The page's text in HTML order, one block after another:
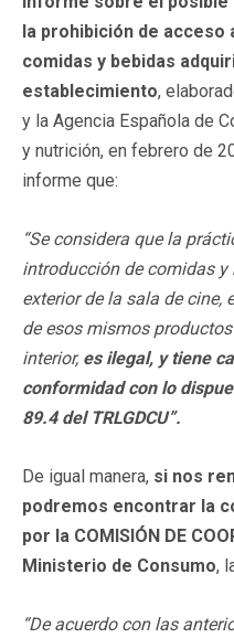
la prohibición de acceso
comidas y bebidas
establecimiento,
y la Agencia Española de
y nutrición, en febrero de
informe que:
“Se considera que la
introducción de comidas
exterior de la sala de
de esos mismos
interior, es ilegal, y tiene
conformidad con lo
89.4 del TRLGDCU”.
De igual manera, si nos
podremos encontrar la
por la COMISIÓN DE
Ministerio de Consumo,
“De acuerdo con las